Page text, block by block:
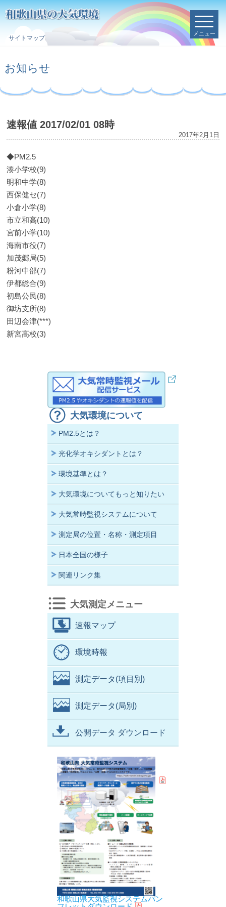
サイトマップ
メニュー
お知らせ
速報値 2017/02/01 08時
2017年2月1日
◆PM2.5
湊小学校(9)
明和中学(8)
西保健セ(7)
小倉小学(8)
市立和高(10)
宮前小学(10)
海南市役(7)
加茂郷局(5)
粉河中部(7)
伊都総合(9)
初島公民(8)
御坊支所(8)
田辺会津(***)
新宮高校(3)
大気環境について
PM2.5とは？
光化学オキシダントとは？
環境基準とは？
大気環境についてもっと知りたい
大気常時監視システムについて
測定局の位置・名称・測定項目
日本全国の様子
関連リンク集
大気測定メニュー
速報マップ
環境時報
測定データ(項目別)
測定データ(局別)
公開データ ダウンロード
和歌山県大気監視システムパン